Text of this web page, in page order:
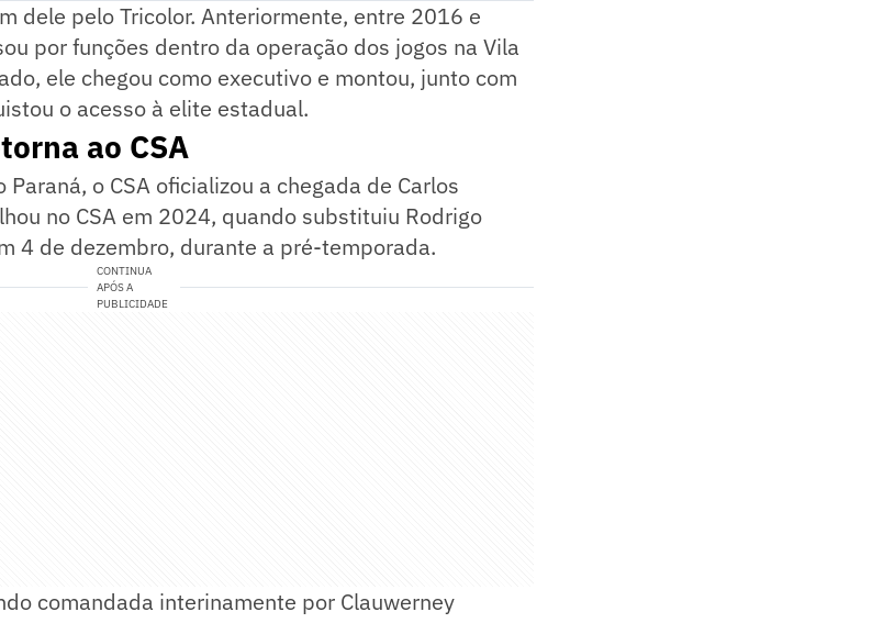
dele pelo Tricolor. Anteriormente, entre 2016 e
por funções dentro da operação dos jogos na Vila
ele chegou como executivo e montou, junto com
o acesso à elite estadual.
ao CSA
o CSA oficializou a chegada de Carlos
no CSA em 2024, quando substituiu Rodrigo
4 de dezembro, durante a pré-temporada.
CONTINUA
APÓS A
PUBLICIDADE
comandada interinamente por Clauwerney